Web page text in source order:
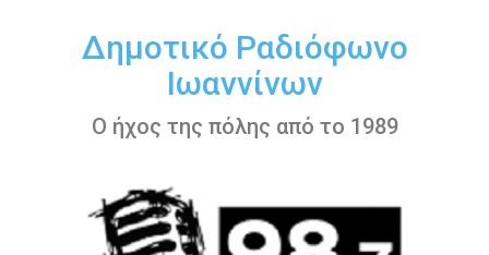
περιεχόμενοΔημοτικό Ραδιόφωνο
Ιωαννίνων
Ο ήχος της πόλης από το 1989